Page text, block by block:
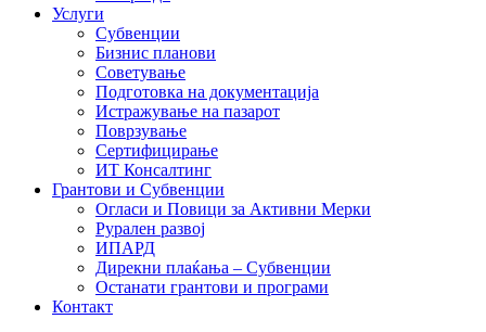
Услуги
Субвенции
Бизнис планови
Советување
Подготовка на документација
Истражување на пазарот
Поврзување
Сертифицирање
ИТ Консалтинг
Грантови и Субвенции
Огласи и Повици за Активни Мерки
Рурален развој
ИПАРД
Дирекни плаќања – Субвенции
Останати грантови и програми
Контакт